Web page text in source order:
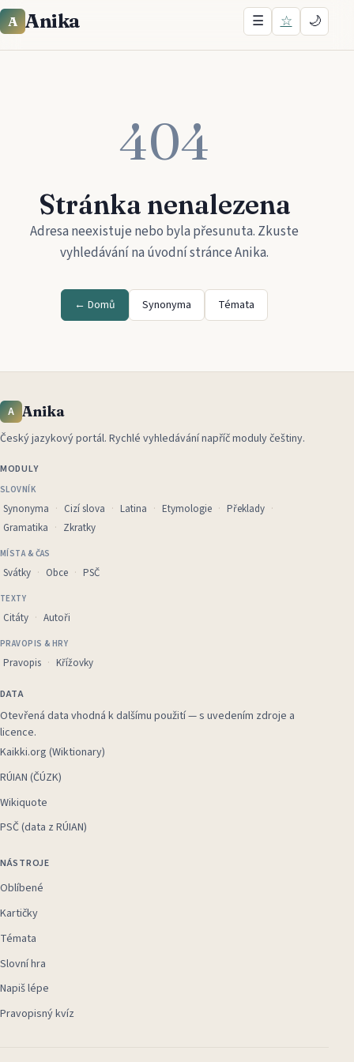
A Anika ☰ ☆ 🌙
404
Stránka nenalezena
Adresa neexistuje nebo byla přesunuta. Zkuste
vyhledávání na úvodní stránceAnika.
← Domů Synonyma Témata
A Anika
Český jazykový portál. Rychlé vyhledávání napříč moduly češtiny.
MODULY
SLOVNÍK
Synonyma Cizí slova Latina Etymologie
Překlady
Gramatika
Zkratky
MÍSTA & ČAS
Svátky Obce PSČ
TEXTY
Citáty Autoři
PRAVOPIS & HRY
Pravopis Křížovky
DATA
Otevřená data vhodná k dalšímu použití — s uvedením zdroje a
licence.
Kaikki.org (Wiktionary)
RÚIAN (ČÚZK)
Wikiquote
PSČ (data z RÚIAN)
NÁSTROJE
Oblíbené
Kartičky
Témata
Slovní hra
Napiš lépe
Pravopisný kvíz